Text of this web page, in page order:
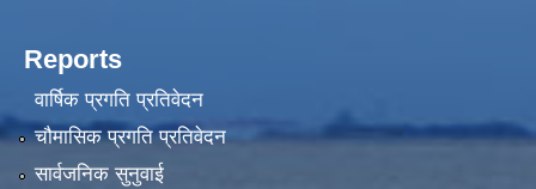
Reports
वार्षिक प्रगति प्रतिवेदन
चौमासिक प्रगति प्रतिवेदन
सार्वजनिक सुनुवाई